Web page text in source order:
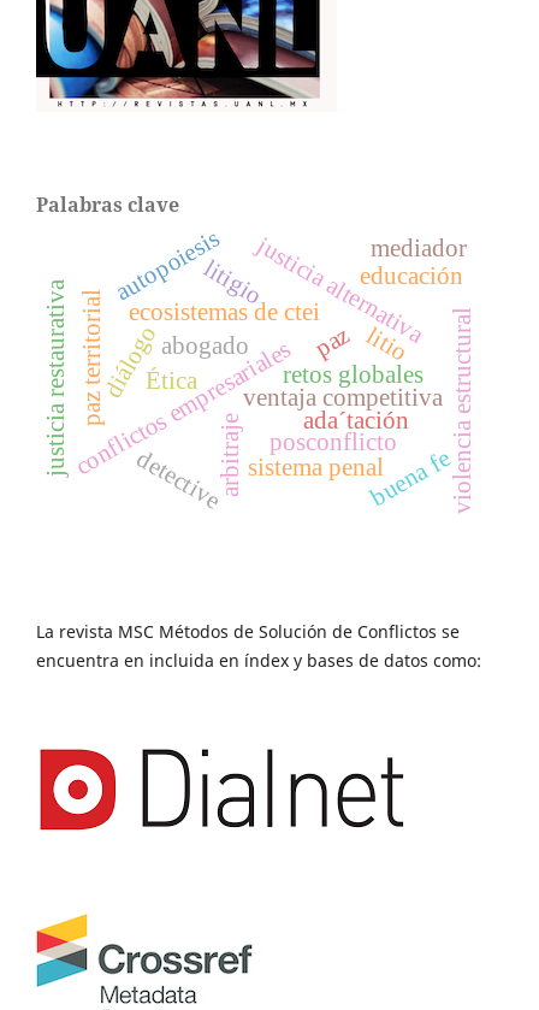
Palabras clave
arbitraje
conflictos empresarialesventaja competitiva
ecosistemas de ctei violencia estructural
paz territorial
posconflicto
Ética
diálogo
justicia restaurativa justicia alternativa
sistema penal
litio
retos globales
autopoiesis
detective buena fe
ada´tación
paz
mediador
abogado
litigio educación
La revista MSC Métodos de Solución de Conflictos se
encuentra en incluida en índex y bases de datos como: